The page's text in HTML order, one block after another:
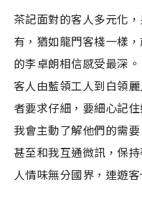
茶記面對的客人多元化
有，猶如龍門客棧一樣
的李卓朗相信感受最深
客人由藍領工人到白領
者要求仔細，要細心記
我會主動了解他們的需
甚至和我互通微訊，保
人情味無分國界，連遊